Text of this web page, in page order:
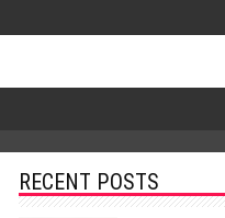
RECENT POSTS